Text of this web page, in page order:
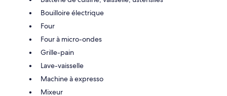
Bouilloire électrique
Four
Four à micro-ondes
Grille-pain
Lave-vaisselle
Machine à expresso
Mixeur